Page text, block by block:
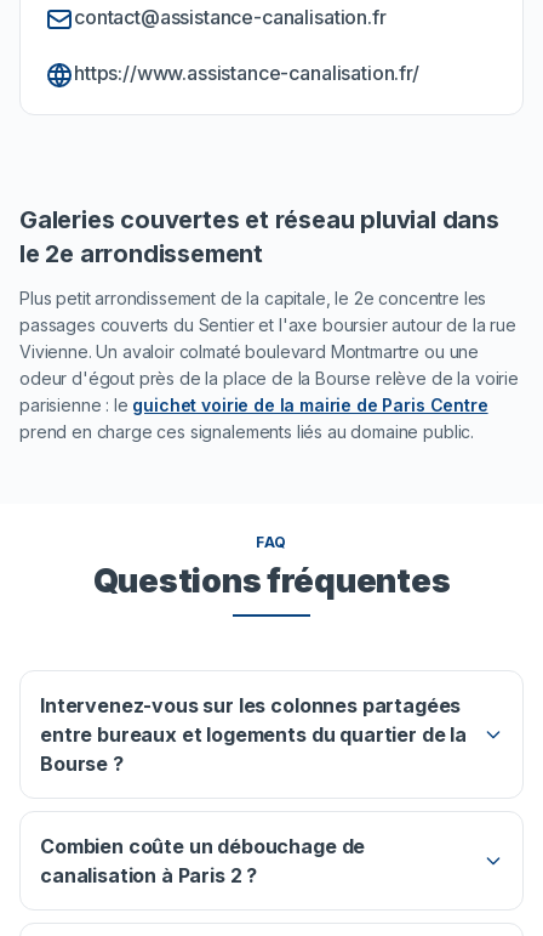
contact@assistance-canalisation.fr
https://www.assistance-canalisation.fr/
Galeries couvertes et réseau pluvial dans
le 2e arrondissement
Plus petit arrondissement de la capitale, le 2e concentre les
passages couverts du Sentier et l'axe boursier autour de la rue
Vivienne. Un avaloir colmaté boulevard Montmartre ou une
odeur d'égout près de la place de la Bourse relève de la voirie
parisienne : le guichet voirie de la mairie de Paris Centre
prend en charge ces signalements liés au domaine public.
FAQ
Questions fréquentes
Intervenez-vous sur les colonnes partagées
entre bureaux et logements du quartier de la
Bourse ?
Combien coûte un débouchage de
canalisation à Paris 2 ?